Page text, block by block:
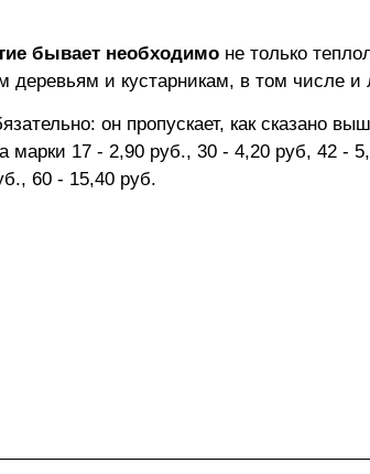
бывает необходимо не только
деревьям и кустарникам, в том числе
он пропускает, как сказано
марки 17 - 2,90 руб., 30 - 4,20 руб, 42 -
60 - 15,40 руб.